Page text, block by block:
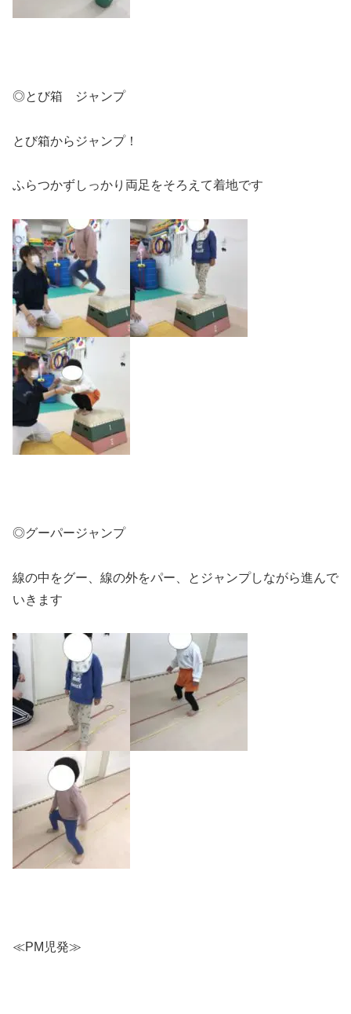
◎とび箱 ジャンプ
とび箱からジャンプ！
ふらつかずしっかり両足をそろえて着地です
◎グーパージャンプ
線の中をグー、線の外をパー、とジャンプしながら進んで
いきます
≪PM児発≫